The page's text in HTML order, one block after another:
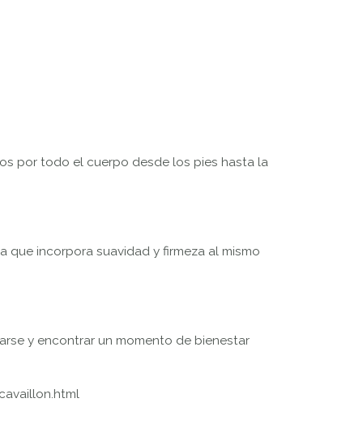
por todo el cuerpo desde los pies hasta la
que incorpora suavidad y firmeza al mismo
y encontrar un momento de bienestar